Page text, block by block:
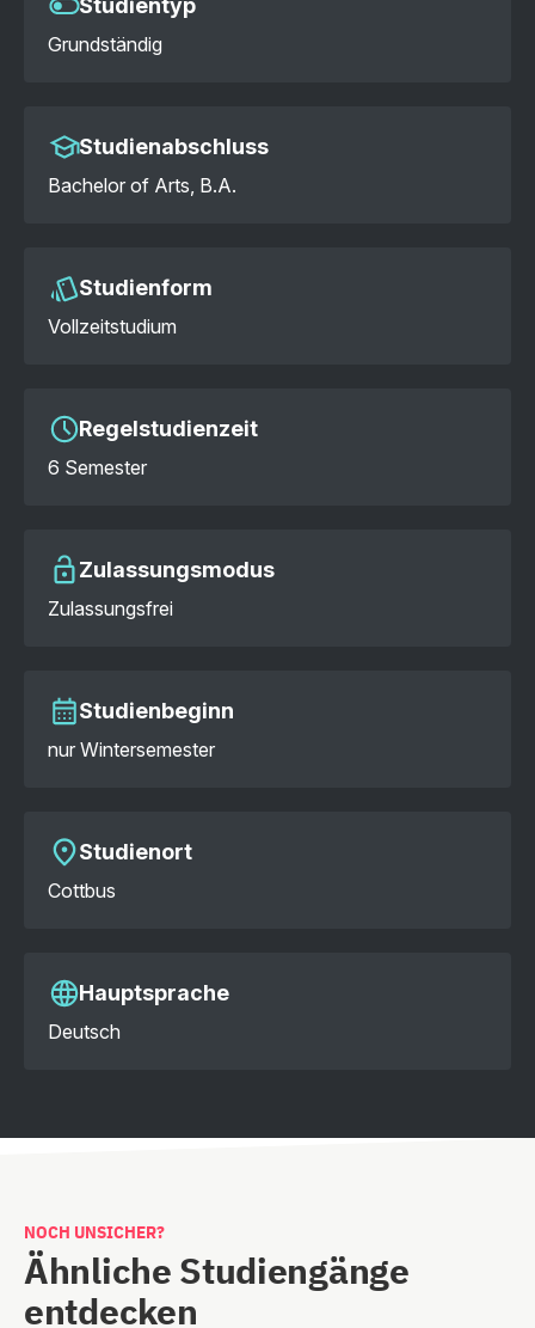
Grundständig
Studienabschluss
Bachelor of Arts, B.A.
Studienform
Vollzeitstudium
Regelstudienzeit
6 Semester
Zulassungsmodus
Zulassungsfrei
Studienbeginn
nur Wintersemester
Studienort
Cottbus
Hauptsprache
Deutsch
NOCH UNSICHER?
Ähnliche Studiengänge
entdecken